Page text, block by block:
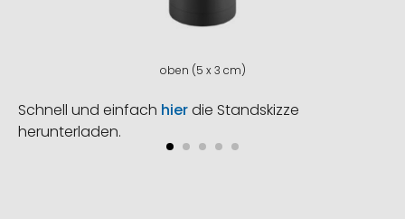
oben (5 x 3 cm)
Schnell und einfach hierdie Standskizze
herunterladen.